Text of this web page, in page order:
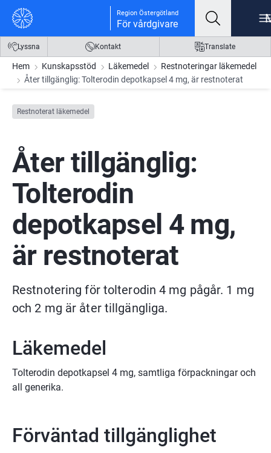
Gå till innehåll
Gå till meny
Gå till sidfot Region Östergötland
För vårdgivare
Lyssna Kontakt Translate
Hem Kunskapsstöd Läkemedel
Restnoteringar läkemedel
Åter tillgänglig: Tolterodin depotkapsel 4 mg, är restnoterat
Restnoterat läkemedel
Åter tillgänglig:
Tolterodin
depotkapsel 4 mg,
är restnoterat
Restnotering för tolterodin 4 mg pågår. 1 mg
och 2 mg är åter tillgängliga.
Läkemedel
Tolterodin depotkapsel 4 mg, samtliga förpackningar och
all generika.
Förväntad tillgänglighet